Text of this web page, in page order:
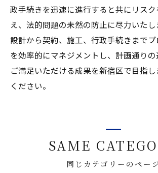
政手続きを迅速に進行すると共にリス
え、法的問題の未然の防止に尽力いたし
設計から契約、施工、行政手続きまで
を効率的にマネジメントし、計画通り
ご満足いただける成果を新宿区で目指
ください。
同じカテゴリーのペー
SAME